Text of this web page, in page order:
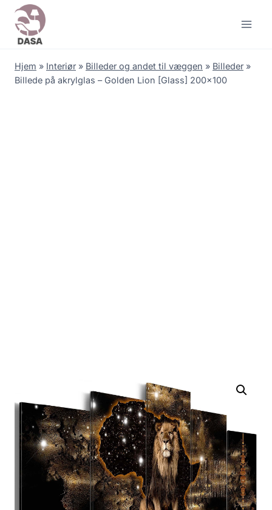
Skip
content
Hjem » Interiør » Billeder og andet til væggen » Billeder »
Billede på akrylglas – Golden Lion [Glass] 200×100